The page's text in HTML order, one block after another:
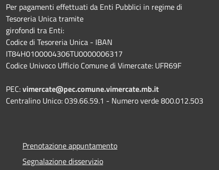
Per pagamenti effettuati da Enti Pubblici in regime di
Tesoreria Unica tramite
girofondi tra Enti:
Codice di Tesoreria Unica - IBAN
IT84H0100004306TU0000006317
Codice Univoco Ufficio Comune di Vimercate: UFR69F
PEC:vimercate@pec.comune.vimercate.mb.it
Centralino Unico: 039.66.59.1 - Numero verde 800.012.503
Prenotazione appuntamento
Segnalazione disservizio